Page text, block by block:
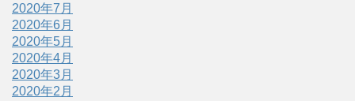
2020年7月
2020年6月
2020年5月
2020年4月
2020年3月
2020年2月